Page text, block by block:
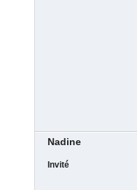
Nadine
Invité